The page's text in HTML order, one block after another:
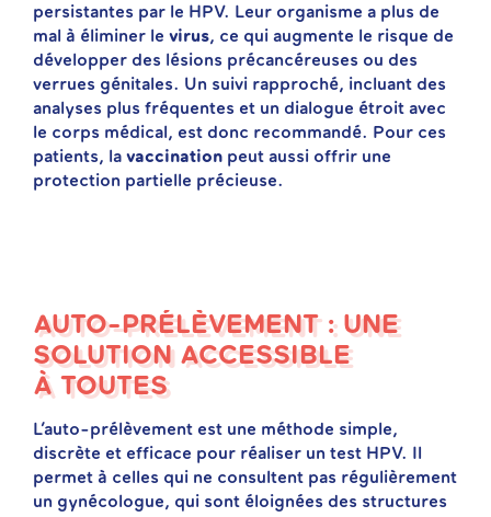
persistantes par le HPV. Leur organisme a plus de
mal à éliminer le virus, ce qui augmente le risque de
développer des lésions précancéreuses ou des
verrues génitales. Un suivi rapproché, incluant des
analyses plus fréquentes et un dialogue étroit avec
le corps médical, est donc recommandé. Pour ces
patients, la vaccination peut aussi offrir une
protection partielle précieuse.
AUTO-PRÉLÈVEMENT : UNE
SOLUTION ACCESSIBLE
À TOUTES
L’auto-prélèvement est une méthode simple,
discrète et efficace pour réaliser un test HPV. Il
permet à celles qui ne consultent pas régulièrement
un gynécologue, qui sont éloignées des structures